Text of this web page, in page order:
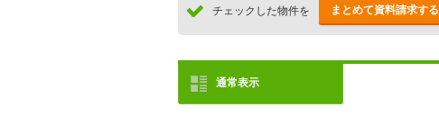
チェックした物件を まとめて資料請求する
通常表示